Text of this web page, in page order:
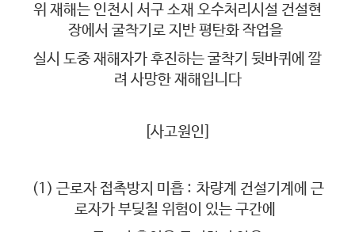
위 재해는 인천시 서구 소재 오수처리시설 건설현
장에서 굴착기로 지반 평탄화 작업을
실시 도중 재해자가 후진하는 굴착기 뒷바퀴에 깔
려 사망한 재해입니다
[사고원인]
(1) 근로자 접촉방지 미흡 : 차량계 건설기계에 근
로자가 부딪칠 위험이 있는 구간에